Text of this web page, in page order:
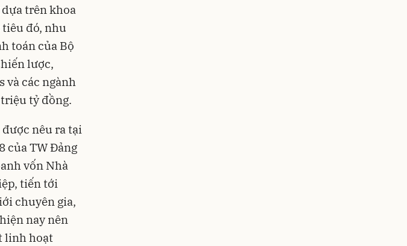
trên khoa
đó, nhu
toán của Bộ
lược,
và các ngành
tỷ đồng.
nêu ra tại
của TW Đảng
vốn Nhà
tiến tới
chuyên gia,
nay nên
linh hoạt